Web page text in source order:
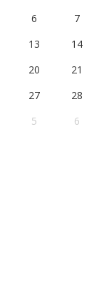
6
7
13
14
20
21
27
28
5 6